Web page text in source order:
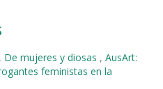
De mujeres y diosas , AusArt:
feministas en la